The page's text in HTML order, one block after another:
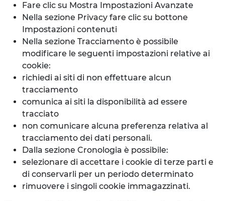
Fare clic su Mostra Impostazioni Avanzate
Nella sezione Privacy fare clic su bottone
Impostazioni contenuti
Nella sezione Tracciamento è possibile
modificare le seguenti impostazioni relative ai
cookie:
richiedi ai siti di non effettuare alcun
tracciamento
comunica ai siti la disponibilità ad essere
tracciato
non comunicare alcuna preferenza relativa al
tracciamento dei dati personali.
Dalla sezione Cronologia è possibile:
selezionare di accettare i cookie di terze parti e
di conservarli per un periodo determinato
rimuovere i singoli cookie immagazzinati.